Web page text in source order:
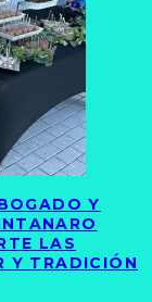
Y
LAS
Y TRADICIÓN